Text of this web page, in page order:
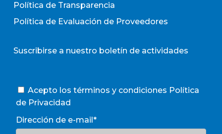
Política de Transparencia
Política de Evaluación de Proveedores
Suscribirse a nuestro boletín de actividades
Acepto los términos y condiciones Política
de Privacidad
Dirección de e-mail*